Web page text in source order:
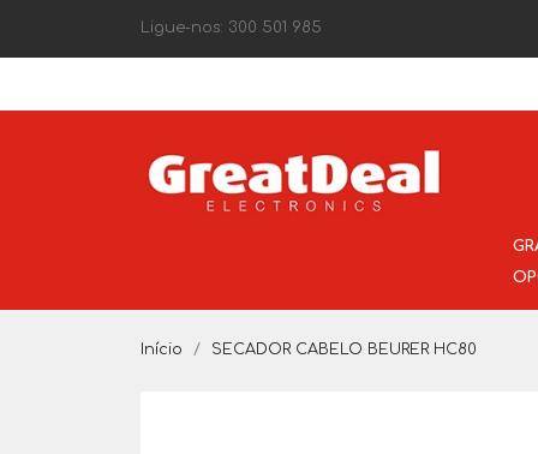
Ligue-nos: 300 501 985
Início SECADOR CABELO BEURER HC80